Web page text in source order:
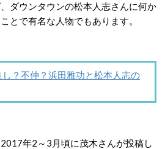
ダウンタウンの松本人志さんに何か
とで有名な人物でもあります。
？不仲？浜田雅功と松本人志の
年2～3月頃に茂木さんが投稿し